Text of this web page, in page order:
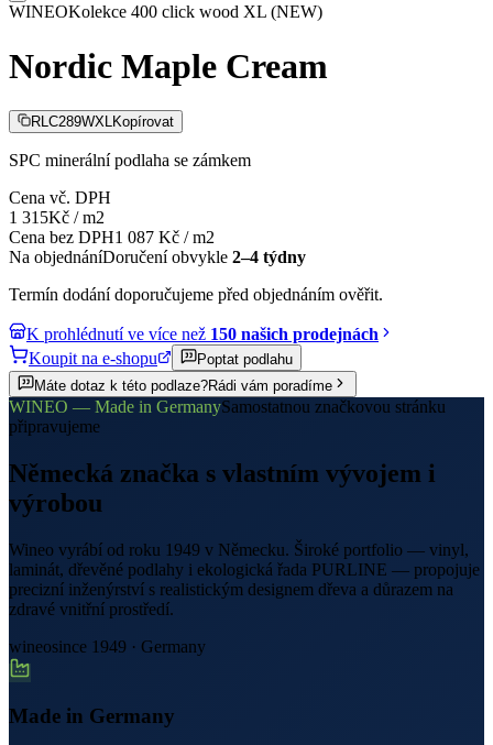
WINEOKolekce 400 click wood XL (NEW)
Nordic Maple Cream
RLC289WXLKopírovat
SPC minerální podlaha se zámkem
Cena vč. DPH
1 315Kč /m2
Cena bez DPH1 087 Kč /m2
Na objednáníDoručení obvykle 2–4 týdny
Termín dodání doporučujeme před objednáním ověřit.
K prohlédnutí ve více než 150 našich prodejnách
Koupit na e-shopu
Poptat podlahu
Máte dotaz k této podlaze?Rádi vám poradíme
WINEO — Made in GermanySamostatnou značkovou stránku
připravujeme
Německá značka s vlastním vývojem i
výrobou
Wineo vyrábí od roku 1949 v Německu. Široké portfolio — vinyl,
laminát, dřevěné podlahy i ekologická řada PURLINE — propojuje
precizní inženýrství s realistickým designem dřeva a důrazem na
zdravé vnitřní prostředí.
wineosince 1949 · Germany
Made in Germany